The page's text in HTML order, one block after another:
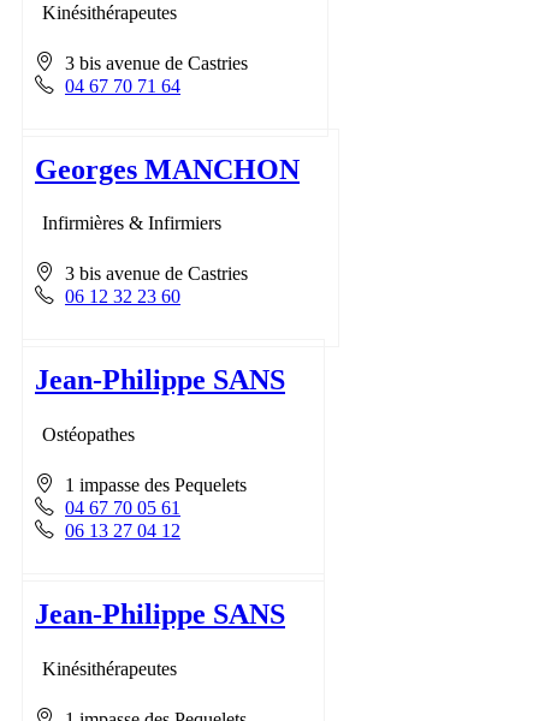
Kinésithérapeutes
3 bis avenue de Castries
04 67 70 71 64
Georges MANCHON
Infirmières & Infirmiers
3 bis avenue de Castries
06 12 32 23 60
Jean-Philippe SANS
Ostéopathes
1 impasse des Pequelets
04 67 70 05 61
06 13 27 04 12
Jean-Philippe SANS
Kinésithérapeutes